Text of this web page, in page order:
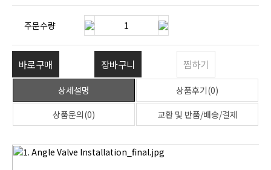
주문수량
바로구매 장바구니 찜하기
상세설명
상품후기(0)
상품문의(0)
교환 및 반품/배송/결제